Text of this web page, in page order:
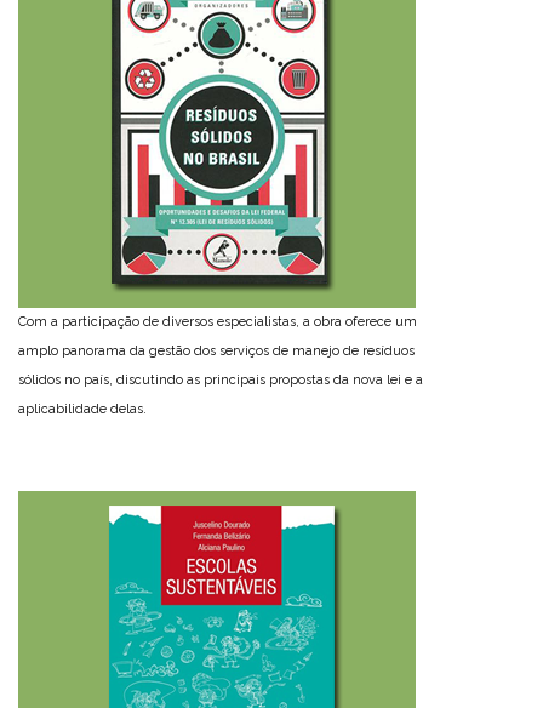
Com a participação de diversos especialistas, a obra oferece um
amplo panorama da gestão dos serviços de manejo de resíduos
sólidos no país, discutindo as principais propostas da nova lei e a
aplicabilidade delas.